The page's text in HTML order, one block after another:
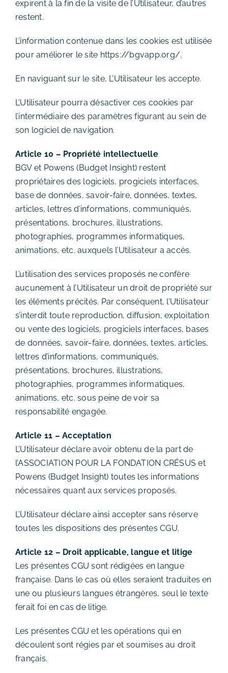
expirent à la fin de la visite de l’Utilisateur, d’autres
restent.
L’information contenue dans les cookies est utilisée
pour améliorer le site https://bgvapp.org/.
En naviguant sur le site, L’Utilisateur les accepte.
L’Utilisateur pourra désactiver ces cookies par
l’intermédiaire des paramètres figurant au sein de
son logiciel de navigation.
Article 10 – Propriété intellectuelle
BGV et Powens (Budget Insight) restent
propriétaires des logiciels, progiciels interfaces,
base de données, savoir-faire, données, textes,
articles, lettres d’informations, communiqués,
présentations, brochures, illustrations,
photographies, programmes informatiques,
animations, etc. auxquels l’Utilisateur a accès.
L’utilisation des services proposés ne confère
aucunement à l’Utilisateur un droit de propriété sur
les éléments précités. Par conséquent, l’Utilisateur
s’interdit toute reproduction, diffusion, exploitation
ou vente des logiciels, progiciels interfaces, bases
de données, savoir-faire, données, textes, articles,
lettres d’informations, communiqués,
présentations, brochures, illustrations,
photographies, programmes informatiques,
animations, etc. sous peine de voir sa
responsabilité engagée.
Article 11 – Acceptation
L’Utilisateur déclare avoir obtenu de la part de
l’ASSOCIATION POUR LA FONDATION CRÉSUS et
Powens (Budget Insight) toutes les informations
nécessaires quant aux services proposés.
L’Utilisateur déclare ainsi accepter sans réserve
toutes les dispositions des présentes CGU.
Article 12 – Droit applicable, langue et litige
Les présentes CGU sont rédigées en langue
française. Dans le cas où elles seraient traduites en
une ou plusieurs langues étrangères, seul le texte
ferait foi en cas de litige.
Les présentes CGU et les opérations qui en
découlent sont régies par et soumises au droit
français.